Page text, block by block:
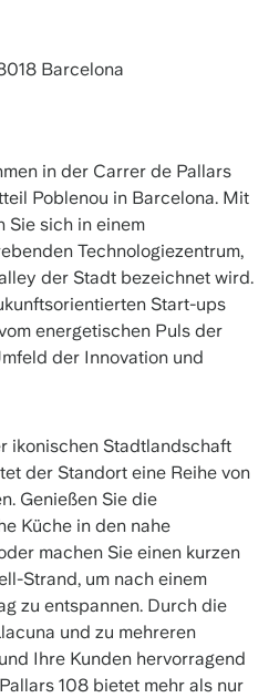
Barcelona
in der Carrer de Pallars
Poblenou in Barcelona. Mit
Sie sich in einem
Technologiezentrum,
der Stadt bezeichnet wird.
Start-ups
energetischen Puls der
der Innovation und
ikonischen Stadtlandschaft
der Standort eine Reihe von
Genießen Sie die
Küche in den nahe
machen Sie einen kurzen
Strand, um nach einem
zu entspannen. Durch die
und zu mehreren
Ihre Kunden hervorragend
108 bietet mehr als nur